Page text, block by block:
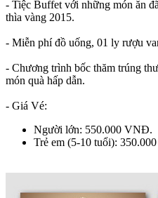
- Tiệc Buffet với những món ăn
thìa vàng 2015.
- Miễn phí đồ uống, 01 ly rượu
- Chương trình bốc thăm trúng
món quà hấp dẫn.
- Giá Vé:
Người lớn: 550.000 VNĐ.
Trẻ em (5-10 tuổi):